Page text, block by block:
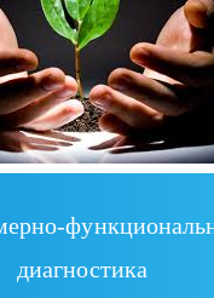
диагностика